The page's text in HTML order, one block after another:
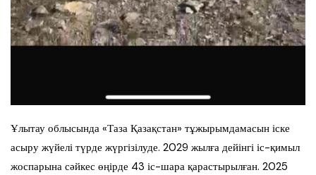
Ұлытау облысында «Таза Қазақстан» тұжырымдамасын іске
асыру жүйелі түрде жүргізілуде. 2029 жылға дейінгі іс-қимыл
жоспарына сәйкес өңірде 43 іс-шара қарастырылған. 2025